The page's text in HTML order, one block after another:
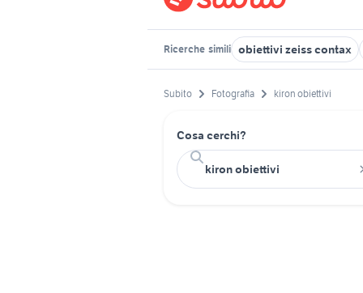
Ricerche simili obiettivi zeiss contax
Subito Fotografia kiron obiettivi
Cosa cerchi?